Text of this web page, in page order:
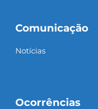
Comunicação
Notícias
Ocorrências